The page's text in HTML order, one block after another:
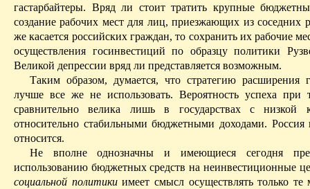
гастарбайтеры. Вряд ли стоит тратить крупные
создание рабочих мест для лиц, приезжающих из соседних
же касается российских граждан, то сохранить их рабочие
осуществления госинвестиций по образцу политики
Великой депрессии вряд ли представляется возможным.
Таким образом, думается, что стратегию расширения
лучше все же не использовать. Вероятность успеха при
сравнительно велика лишь в государствах с низкой
относительно стабильными бюджетными доходами.
относится.
Не вполне однозначны и имеющиеся сегодня
использованию бюджетных средств на неинвестиционные
социальной политикиимеет смысл осуществлять только те